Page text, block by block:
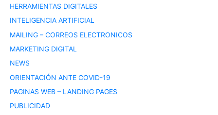
HERRAMIENTAS DIGITALES
INTELIGENCIA ARTIFICIAL
MAILING – CORREOS ELECTRONICOS
MARKETING DIGITAL
NEWS
ORIENTACIÓN ANTE COVID-19
PAGINAS WEB – LANDING PAGES
PUBLICIDAD